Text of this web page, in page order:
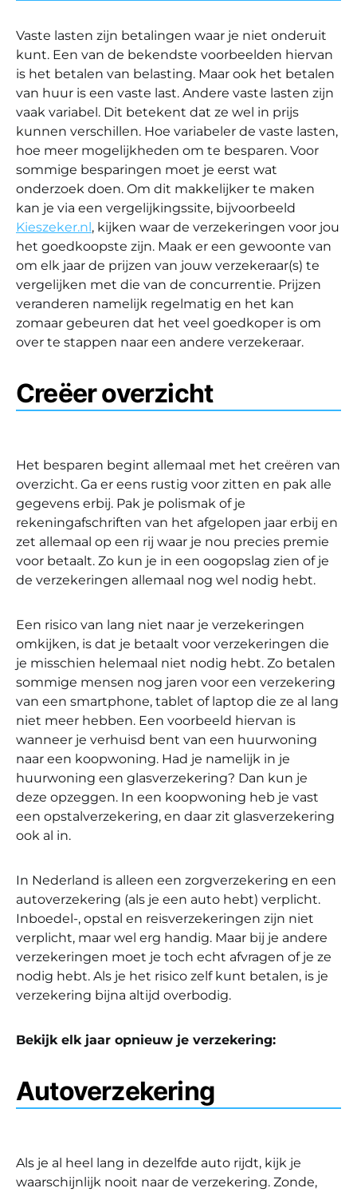
Vaste lasten zijn betalingen waar je niet onderuit
kunt. Een van de bekendste voorbeelden hiervan
is het betalen van belasting. Maar ook het betalen
van huur is een vaste last. Andere vaste lasten zijn
vaak variabel. Dit betekent dat ze wel in prijs
kunnen verschillen. Hoe variabeler de vaste lasten,
hoe meer mogelijkheden om te besparen. Voor
sommige besparingen moet je eerst wat
onderzoek doen. Om dit makkelijker te maken
kan je via een vergelijkingssite, bijvoorbeeld
Kieszeker.nl , kijken waar de verzekeringen voor jou
het goedkoopste zijn. Maak er een gewoonte van
om elk jaar de prijzen van jouw verzekeraar(s) te
vergelijken met die van de concurrentie. Prijzen
veranderen namelijk regelmatig en het kan
zomaar gebeuren dat het veel goedkoper is om
over te stappen naar een andere verzekeraar.
Creëer overzicht
Het besparen begint allemaal met het creëren van
overzicht. Ga er eens rustig voor zitten en pak alle
gegevens erbij. Pak je polismak of je
rekeningafschriften van het afgelopen jaar erbij en
zet allemaal op een rij waar je nou precies premie
voor betaalt. Zo kun je in een oogopslag zien of je
de verzekeringen allemaal nog wel nodig hebt.
Een risico van lang niet naar je verzekeringen
omkijken, is dat je betaalt voor verzekeringen die
je misschien helemaal niet nodig hebt. Zo betalen
sommige mensen nog jaren voor een verzekering
van een smartphone, tablet of laptop die ze al lang
niet meer hebben. Een voorbeeld hiervan is
wanneer je verhuisd bent van een huurwoning
naar een koopwoning. Had je namelijk in je
huurwoning een glasverzekering? Dan kun je
deze opzeggen. In een koopwoning heb je vast
een opstalverzekering, en daar zit glasverzekering
ook al in.
In Nederland is alleen een zorgverzekering en een
autoverzekering (als je een auto hebt) verplicht.
Inboedel-, opstal en reisverzekeringen zijn niet
verplicht, maar wel erg handig. Maar bij je andere
verzekeringen moet je toch echt afvragen of je ze
nodig hebt. Als je het risico zelf kunt betalen, is je
verzekering bijna altijd overbodig.
Bekijk elk jaar opnieuw je verzekering:
Autoverzekering
Als je al heel lang in dezelfde auto rijdt, kijk je
waarschijnlijk nooit naar de verzekering. Zonde,